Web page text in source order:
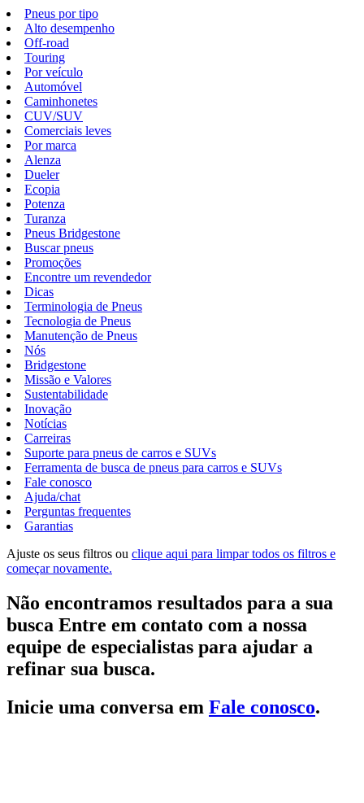
Pneus por tipo
Alto desempenho
Off-road
Touring
Por veículo
Automóvel
Caminhonetes
CUV/SUV
Comerciais leves
Por marca
Alenza
Dueler
Ecopia
Potenza
Turanza
Pneus Bridgestone
Buscar pneus
Promoções
Encontre um revendedor
Dicas
Terminologia de Pneus
Tecnologia de Pneus
Manutenção de Pneus
Nós
Bridgestone
Missão e Valores
Sustentabilidade
Inovação
Notícias
Carreiras
Suporte para pneus de carros e SUVs
Ferramenta de busca de pneus para carros e SUVs
Fale conosco
Ajuda/chat
Perguntas frequentes
Garantias
Ajuste os seus filtros ou clique aqui para limpar todos os filtros e
começar novamente.
Não encontramos resultados para a sua
busca Entre em contato com a nossa
equipe de especialistas para ajudar a
refinar sua busca.
Inicie uma conversa em Fale conosco.